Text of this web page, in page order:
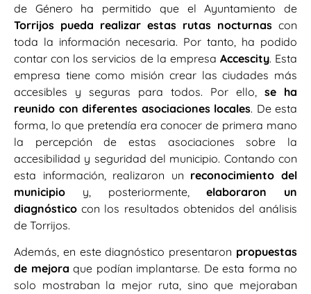
de Género ha permitido que el Ayuntamiento de
Torrijos pueda realizar estas rutas nocturnas con
toda la información necesaria. Por tanto, ha podido
contar con los servicios de la empresa Accescity. Esta
empresa tiene como misión crear las ciudades más
accesibles y seguras para todos. Por ello, se ha
reunido con diferentes asociaciones locales. De esta
forma, lo que pretendía era conocer de primera mano
la percepción de estas asociaciones sobre la
accesibilidad y seguridad del municipio. Contando con
esta información, realizaron un reconocimiento del
municipio y, posteriormente,elaboraron un
diagnóstico con los resultados obtenidos del análisis
de Torrijos.
Además, en este diagnóstico presentaron propuestas
de mejora que podían implantarse. De esta forma no
solo mostraban la mejor ruta, sino que mejoraban